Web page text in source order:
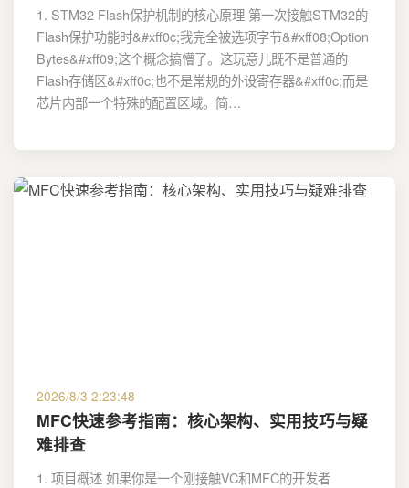
1. STM32 Flash保护机制的核心原理 第一次接触STM32的
Flash保护功能时&#xff0c;我完全被选项字节&#xff08;Option
Bytes&#xff09;这个概念搞懵了。这玩意儿既不是普通的
Flash存储区&#xff0c;也不是常规的外设寄存器&#xff0c;而是
芯片内部一个特殊的配置区域。简…
2026/8/3 2:23:48
MFC快速参考指南：核心架构、实用技巧与疑
难排查
1. 项目概述 如果你是一个刚接触VC和MFC的开发者